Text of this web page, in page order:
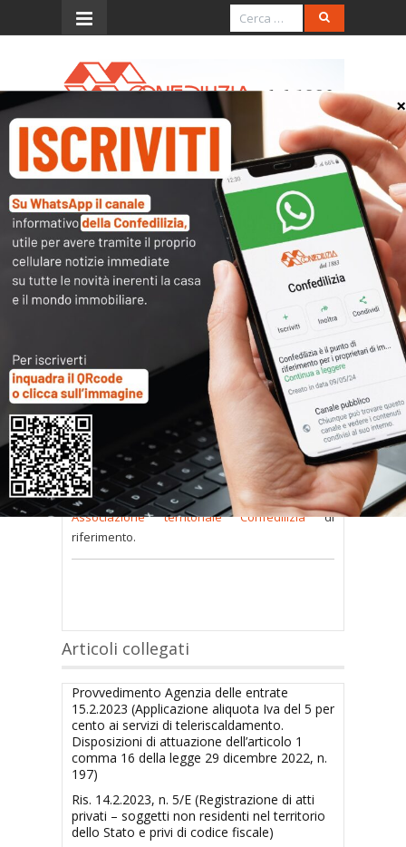
Menu
Circ. 9.7.2003, n. 36/E
(imposta di registro sulla
cessione dei cont
L’accesso al contenuto
completo è riservato ai
soli utenti abilitati.
Tutti i documenti presenti nelle Banche dati
sonoa disposizione dei soci ma per poterli
consultare occorre
inserire i dati di accesso
nel modulo a destra della pagina
Se non possiedi nome utente e password
oppure li haismarriti richiedili alla tua
Associazione territoriale Confediliziadi
riferimento.
Articoli collegati
Provvedimento Agenzia delle entrate
15.2.2023 (Applicazione aliquota Iva del 5 per
cento ai servizi di teleriscaldamento.
Disposizioni di attuazione dell’articolo 1
comma 16 della legge 29 dicembre 2022, n.
197)
Ris. 14.2.2023, n. 5/E (Registrazione di atti
privati – soggetti non residenti nel territorio
dello Stato e privi di codice fiscale)